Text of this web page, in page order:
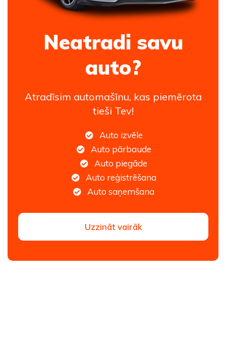
Neatradi savu
auto?
Atradīsim automašīnu, kas piemērota
tieši Tev!
Auto izvēle
Auto pārbaude
Auto piegāde
Auto reģistrēšana
Auto saņemšana
Uzzināt vairāk